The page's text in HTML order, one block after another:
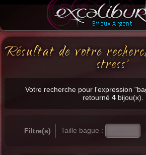
Résultat de votre
stress'
Votre recherche pour l'expression
retourné 4bijou(x).
Filtre(s) Taille bague :